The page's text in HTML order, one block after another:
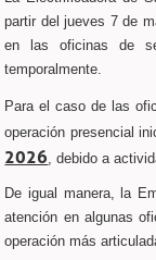
partir del jueves 7 de
en las oficinas de
temporalmente.
Para el caso de las
operación presencial
2026, debido a
De igual manera, la
atención en algunas
operación más